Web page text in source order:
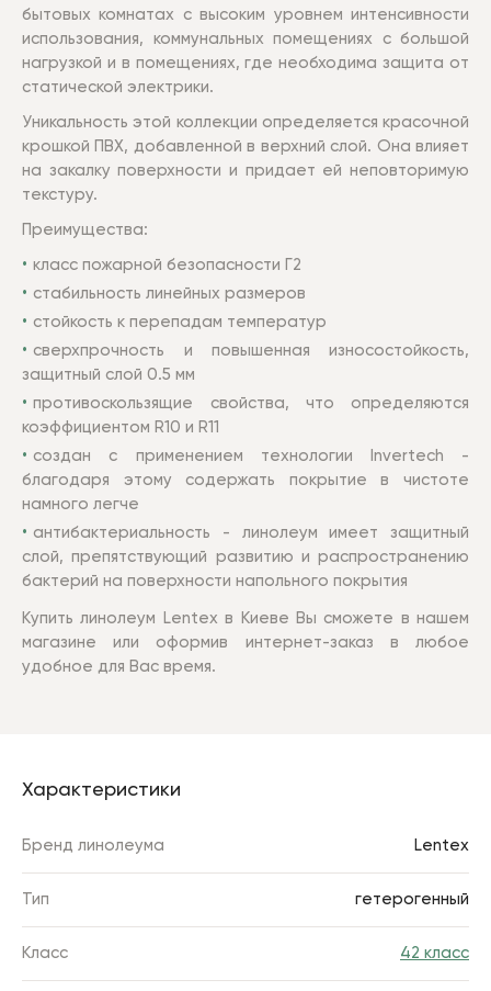
бытовых комнатах с высоким уровнем интенсивности
использования, коммунальных помещениях с большой
нагрузкой и в помещениях, где необходима защита от
статической электрики.
Уникальность этой коллекции определяется красочной
крошкой ПВХ, добавленной в верхний слой. Она влияет
на закалку поверхности и придает ей неповторимую
текстуру.
Преимущества:
класс пожарной безопасности Г2
стабильность линейных размеров
стойкость к перепадам температур
сверхпрочность и повышенная износостойкость,
защитный слой 0.5 мм
противоскользящие свойства, что определяются
коэффициентом R10 и R11
создан с применением технологии Invertech -
благодаря этому содержать покрытие в чистоте
намного легче
антибактериальность - линолеум имеет защитный
слой, препятствующий развитию и распространению
бактерий на поверхности напольного покрытия
Купить линолеум Lentex в Киеве Вы сможете в нашем
магазине или оформив интернет-заказ в любое
удобное для Вас время.
Характеристики
Бренд линолеума Lentex
Тип гетерогенный
Класс 42 класс